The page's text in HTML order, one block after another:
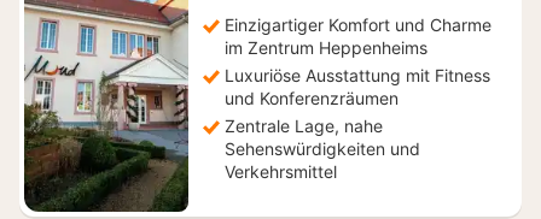
€
Einzigartiger Komfort und Charme
im Zentrum Heppenheims
Luxuriöse Ausstattung mit Fitness
und Konferenzräumen
Zentrale Lage, nahe
Sehenswürdigkeiten und
Verkehrsmittel